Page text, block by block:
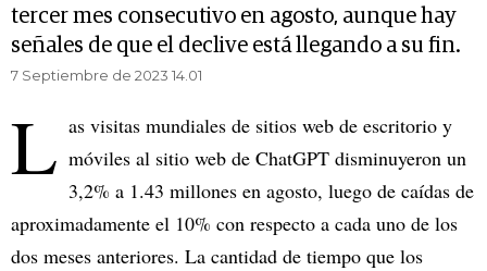
tercer mes consecutivo en agosto, aunque hay
señales de que el declive está llegando a su fin.
7 Septiembre de 2023 14.01
L as visitas mundiales de sitios web de escritorio y
móviles al sitio web de ChatGPT disminuyeron un
3,2% a 1.43 millones en agosto, luego de caídas de
aproximadamente el 10% con respecto a cada uno de los
dos meses anteriores. La cantidad de tiempo que los